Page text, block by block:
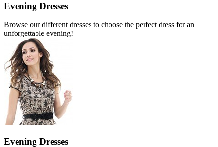
Evening Dresses
Browse our different dresses to choose the perfect dress for an
unforgettable evening!
Evening Dresses